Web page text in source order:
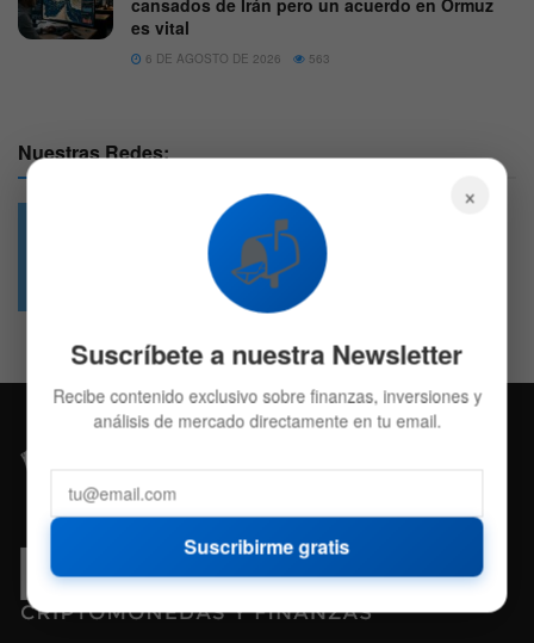
es vital
6 DE AGOSTO DE 2026 563
Nuestras Redes:
4.7k
Followers
×
📬
Suscríbete a nuestra Newsletter
Recibe contenido exclusivo sobre finanzas, inversiones y
análisis de mercado directamente en tu email.
Suscribirme gratis